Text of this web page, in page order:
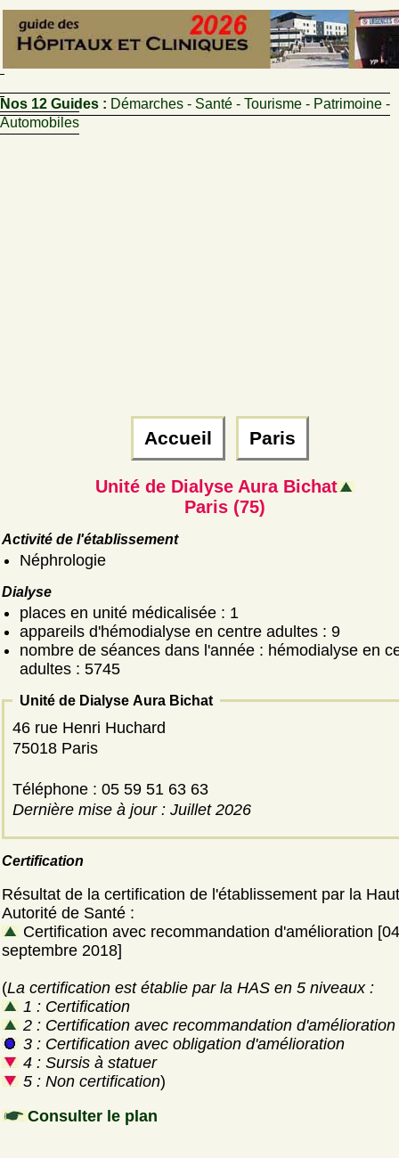
Nos 12 Guides : Démarches - Santé - Tourisme - Patrimoine -
Automobiles
Accueil Paris
Unité de Dialyse Aura Bichat
Paris (75)
Activité de l'établissement
Néphrologie
Dialyse
places en unité médicalisée : 1
appareils d'hémodialyse en centre adultes : 9
nombre de séances dans l'année : hémodialyse en
adultes : 5745
Unité de Dialyse Aura Bichat
46 rue Henri Huchard
75018 Paris
Téléphone : 05 59 51 63 63
Dernière mise à jour : Juillet 2026
Certification
Résultat de la certification de l'établissement par la
Autorité de Santé :
Certification avec recommandation d'amélioration [04
septembre 2018]
(La certification est établie par la HAS en 5 niveaux :
1 : Certification
2 : Certification avec recommandation d'amélioration
3 : Certification avec obligation d'amélioration
4 : Sursis à statuer
5 : Non certification)
Consulter le plan